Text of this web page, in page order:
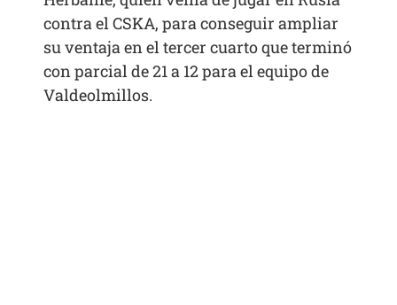
contra el CSKA, para conseguir ampliar
su ventaja en el tercer cuarto que terminó
con parcial de 21 a 12 para el equipo de
Valdeolmillos.